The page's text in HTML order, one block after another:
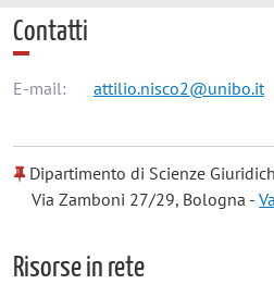
Contatti
E-mail: attilio.nisco2@unibo.it
Dipartimento di Scienze
Via Zamboni 27/29, Bologna -
Risorse in rete